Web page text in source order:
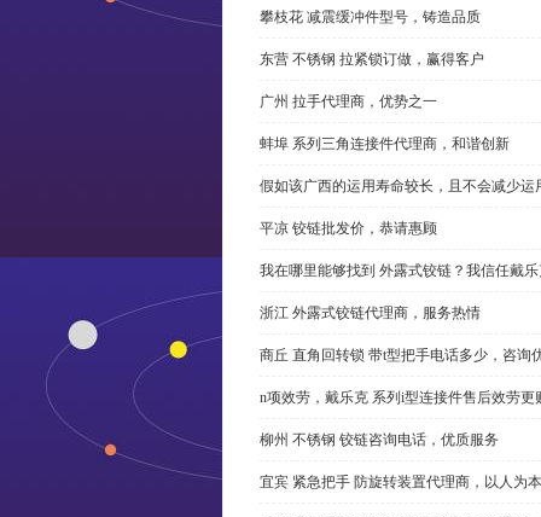
攀枝花 减震缓冲件型号，铸造品质
东营 不锈钢 拉紧锁订做，赢得客户
广州 拉手代理商，优势之一
蚌埠 系列三角连接件代理商，和谐创新
假如该广西的运用寿命较长，且不会减少
平凉 铰链批发价，恭请惠顾
我在哪里能够找到 外露式铰链？我信任戴
浙江 外露式铰链代理商，服务热情
商丘 直角回转锁 带t型把手电话多少，咨询
n项效劳，戴乐克 系列i型连接件售后效劳更
柳州 不锈钢 铰链咨询电话，优质服务
宜宾 紧急把手 防旋转装置代理商，以人为本